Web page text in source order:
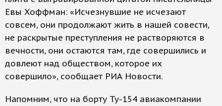
Евы Хоффман: «Исчезнувшие не исчезают
совсем, они продолжают жить в нашей совести,
не раскрытые преступления не растворяются в
вечности, они остаются там, где совершились и
довлеют над обществом, которое их
совершило», сообщает РИА Новости.
Напомним, что на борту Ту-154 авиакомпании